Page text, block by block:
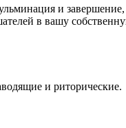
и
в вашу
и риторические.